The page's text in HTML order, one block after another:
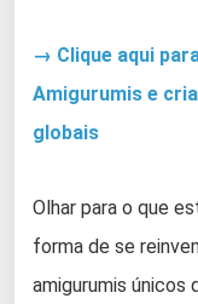
→ Clique aqui
Amigurumis e
globais
Olhar para o que
forma de se
amigurumis únicos